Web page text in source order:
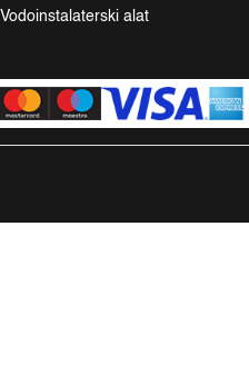
Vodoinstalaterski alat